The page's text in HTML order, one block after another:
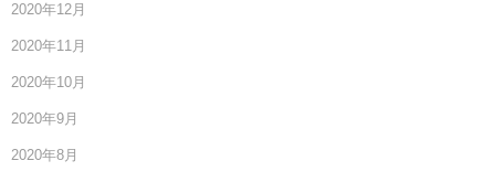
2020年12月
2020年11月
2020年10月
2020年9月
2020年8月